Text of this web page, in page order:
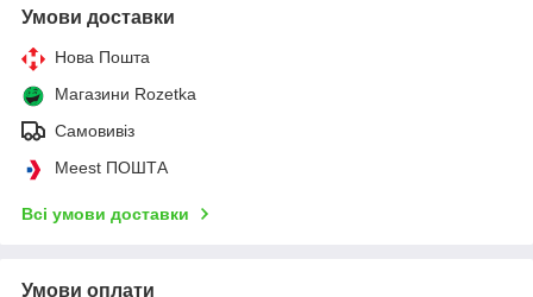
Умови доставки
Нова Пошта
Магазини Rozetka
Самовивіз
Meest ПОШТА
Всі умови доставки
Умови оплати